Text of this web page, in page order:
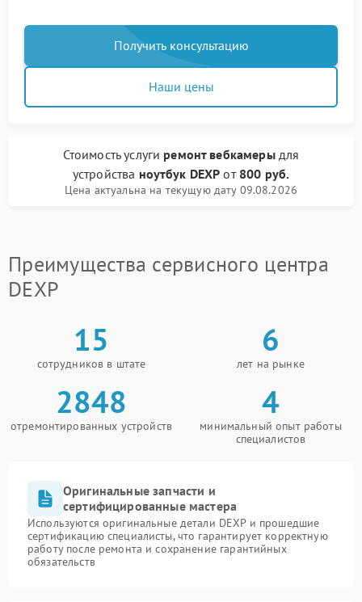
Получить консультацию
Наши цены
Стоимость услуги ремонт вебкамерыдля
устройства ноутбук DEXP от 800 руб.
Цена актуальна на текущую дату 09.08.2026
Преимущества сервисного центра
DEXP
15
сотрудников в штате
6
лет на рынке
2848
отремонтированных устройств
4
минимальный опыт работы
специалистов
Оригинальные запчасти и
сертифицированные мастера
Используются оригинальные детали DEXP и прошедшие
сертификацию специалисты, что гарантирует корректную
работу после ремонта и сохранение гарантийных
обязательств